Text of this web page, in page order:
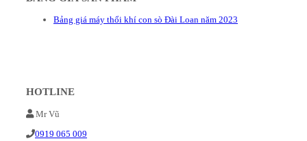
Bảng giá máy thổi khí con sò Đài Loan năm 2023
HOTLINE
Mr Vũ
0919 065 009